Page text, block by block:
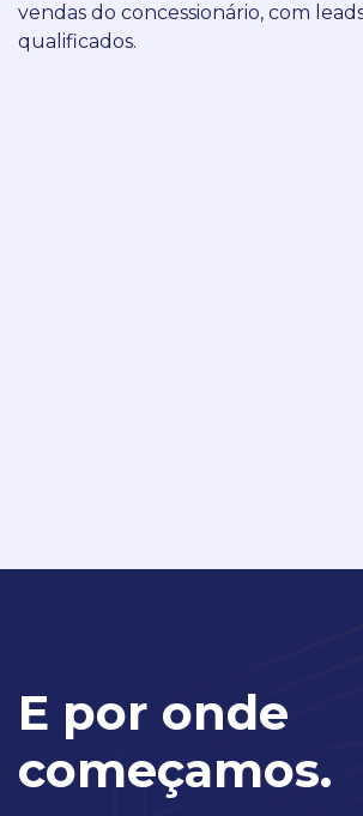
vendas do concessionário, com
qualificados.
E por onde
começamos.